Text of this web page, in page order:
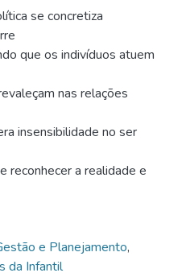
se concretiza
que os indivíduos atuem
nas relações
insensibilidade no ser
reconhecer a realidade e
e Planejamento,
da Infantil